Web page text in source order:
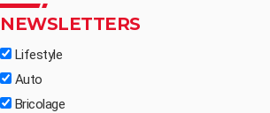
NEWSLETTERS
Lifestyle
Auto
Bricolage